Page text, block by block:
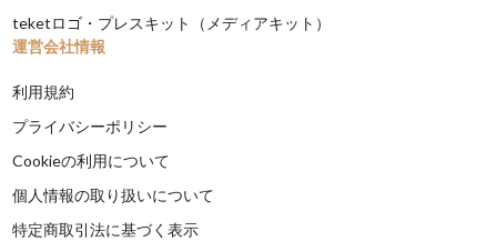
teketロゴ・プレスキット（メディアキット）
運営会社情報
利用規約
プライバシーポリシー
Cookieの利用について
個人情報の取り扱いについて
特定商取引法に基づく表示